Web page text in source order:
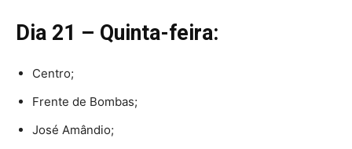
Dia 21 – Quinta-feira:
Centro;
Frente de Bombas;
José Amândio;